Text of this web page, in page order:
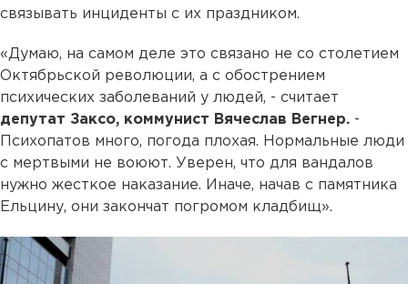
связывать инциденты с их праздником.
«Думаю, на самом деле это связано не со столетием
Октябрьской революции, а с обострением
психических заболеваний у людей, - считает
депутат Заксо, коммунист Вячеслав Вегнер. -
Психопатов много, погода плохая. Нормальные люди
с мертвыми не воюют. Уверен, что для вандалов
нужно жесткое наказание. Иначе, начав с памятника
Ельцину, они закончат погромом кладбищ».